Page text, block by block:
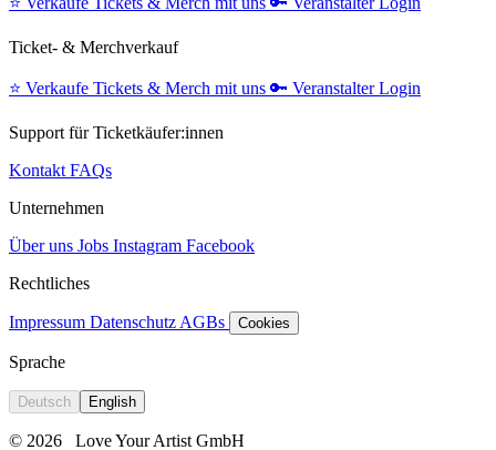
Ticket- & Merchverkauf
⭐️ Verkaufe Tickets & Merch mit uns 🔑 Veranstalter Login
Support für Ticketkäufer:innen
Kontakt FAQs
Unternehmen
Über uns Jobs Instagram Facebook
Rechtliches
Impressum Datenschutz AGBs Cookies
Sprache
Deutsch English
© 2026 Love Your Artist GmbH